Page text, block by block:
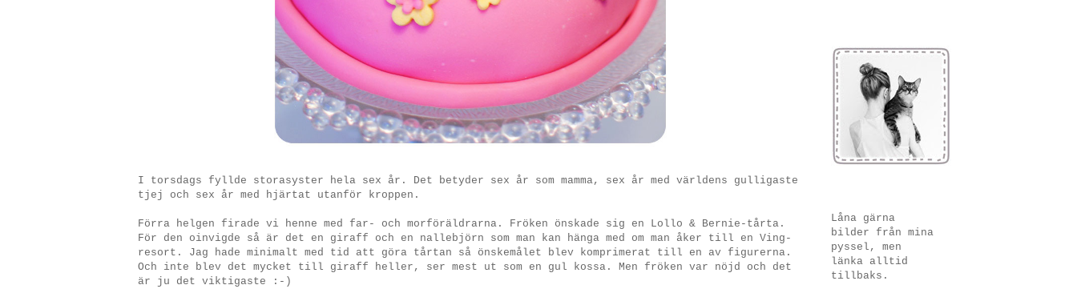
I torsdags fyllde storasyster hela sex år. Det betyder sex år som mamma, sex år med världens gulligaste
tjej och sex år med hjärtat utanför kroppen.
Förra helgen firade vi henne med far- och morföräldrarna. Fröken önskade sig en Lollo & Bernie-tårta.
För den oinvigde så är det en giraff och en nallebjörn som man kan hänga med om man åker till en Ving-
resort. Jag hade minimalt med tid att göra tårtan så önskemålet blev komprimerat till en av figurerna.
Och inte blev det mycket till giraff heller, ser mest ut som en gul kossa. Men fröken var nöjd och det
är ju det viktigaste :-)
Låna gärna
bilder från mina
pyssel, men
länka alltid
tillbaks.